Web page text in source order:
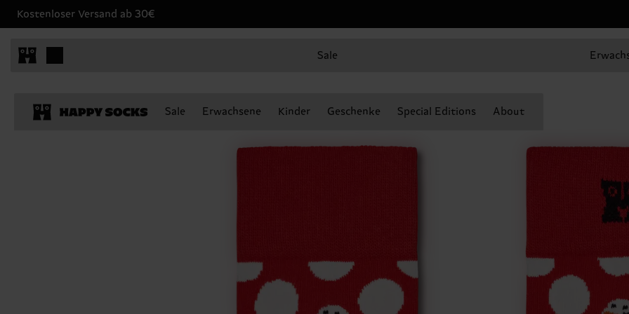
Kostenloser Versand ab 30€
Sale
Sale Erwachsene Kinder Geschenke Special Editions About